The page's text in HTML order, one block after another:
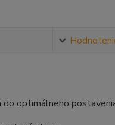
do optimálneho